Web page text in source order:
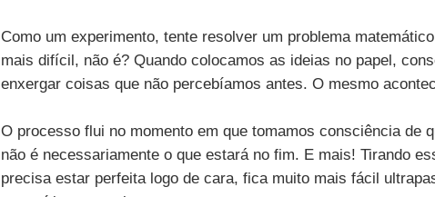
Como um experimento, tente resolver um problema
mais difícil, não é? Quando colocamos as ideias no papel,
enxergar coisas que não percebíamos antes. O mesmo
O processo flui no momento em que tomamos consciência de
não é necessariamente o que estará no fim. E mais! Tirando
precisa estar perfeita logo de cara, fica muito mais fácil